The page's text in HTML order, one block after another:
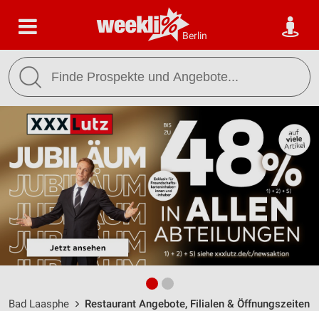
Berlin
Bad Laasphe Restaurant Angebote, Filialen & Öffnungszeiten